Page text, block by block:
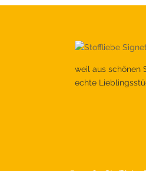
weil aus schönen
echte